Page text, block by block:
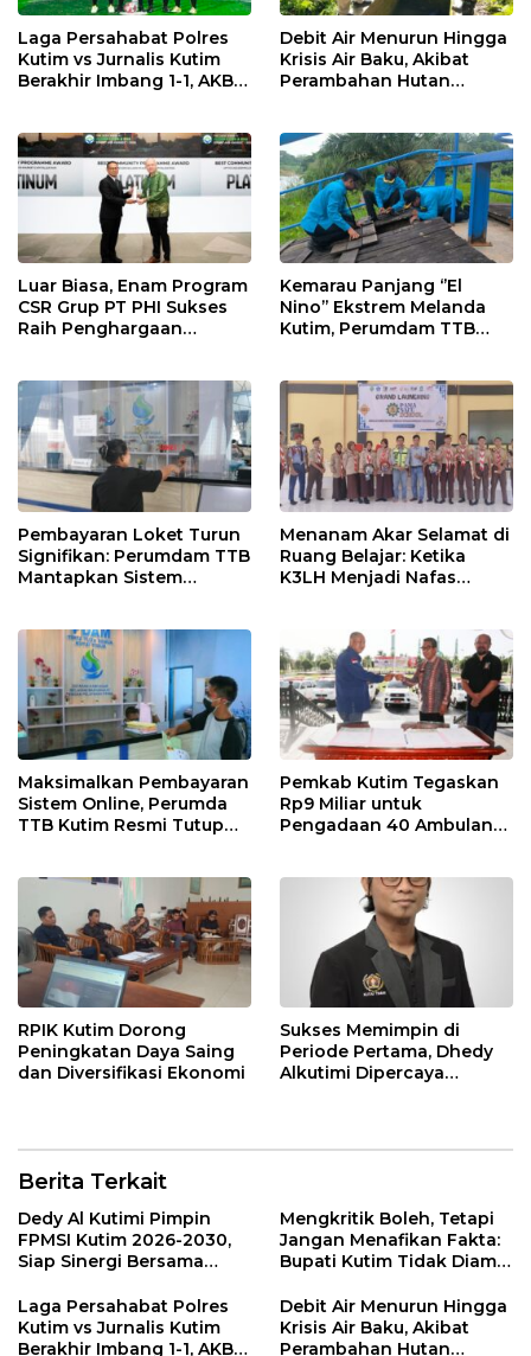
Laga Persahabat Polres
Kutim vs Jurnalis Kutim
Berakhir Imbang 1-1, AKBP
Menyemarakkan HUT ke-
80 Bhayangkara
Debit Air Menurun Hingga
Krisis Air Baku, Akibat
Perambahan Hutan
Luar Biasa, Enam Program
CSR Grup PT PHI Sukses
Raih Penghargaan
Kemarau Panjang ‘’El
Nino’’ Ekstrem Melanda
Kutim, Perumdam TTB
Pembayaran Loket Turun
Signifikan: Perumdam TTB
Mantapkan Sistem
Menanam Akar Selamat di
Ruang Belajar: Ketika
K3LH Menjadi Nafas
Maksimalkan Pembayaran
Sistem Online, Perumda
TTB Kutim Resmi Tutup
Pemkab Kutim Tegaskan
Rp9 Miliar untuk
Pengadaan 40 Ambulans,
RPIK Kutim Dorong
Peningkatan Daya Saing
dan Diversifikasi Ekonomi
Sukses Memimpin di
Periode Pertama, Dhedy
Alkutimi Dipercaya
Berita Terkait
Dedy Al Kutimi Pimpin
FPMSI Kutim 2026-2030,
Siap Sinergi Bersama
Mengkritik Boleh, Tetapi
Jangan Menafikan Fakta:
Bupati Kutim Tidak Diam
Laga Persahabat Polres
Kutim vs Jurnalis Kutim
Berakhir Imbang 1-1, AKBP
Debit Air Menurun Hingga
Krisis Air Baku, Akibat
Perambahan Hutan